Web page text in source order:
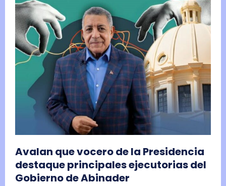
Avalan que vocero de la Presidencia
destaque principales ejecutorias del
Gobierno de Abinader